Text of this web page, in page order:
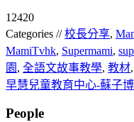
12420
Categories //校長分享,
MamiTvhk, Supermami,
園 , 全語文故事教學, 教材,
早慧兒童教育中心-蘇子
People